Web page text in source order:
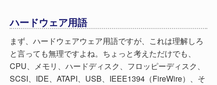
ハードウェア用語
まず、ハードウェアウェア用語ですが、これは理解しろ
と言っても無理ですよね。ちょっと考えただけでも、
CPU、メモリ、ハードディスク、フロッピーディスク、
SCSI、IDE、ATAPI、USB、IEEE1394（FireWire）、そ